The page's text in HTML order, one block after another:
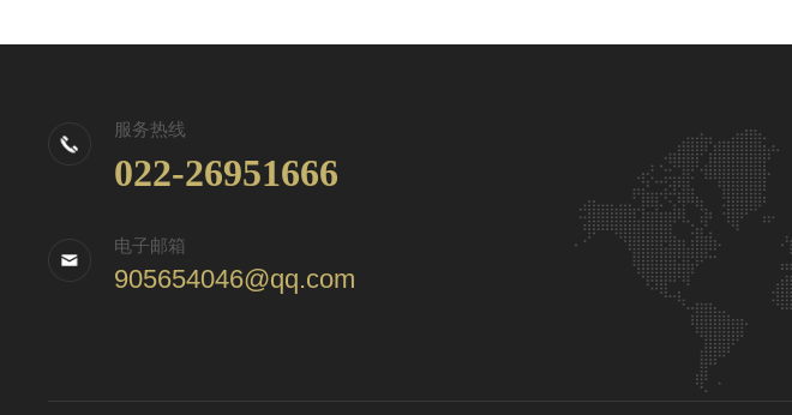
服务热线
022-26951666
电子邮箱
905654046@qq.com